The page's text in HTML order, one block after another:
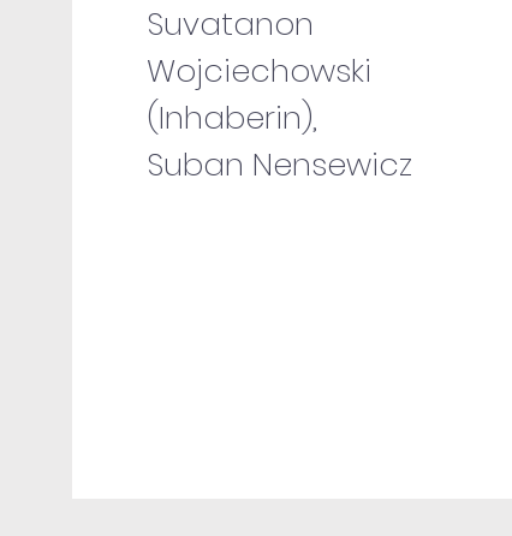
Suvatanon
Wojciechowski
(Inhaberin),
Suban Nensewicz